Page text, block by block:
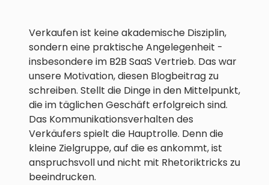
Verkaufen ist keine akademische Disziplin,
sondern eine praktische Angelegenheit -
insbesondere im B2B SaaS Vertrieb. Das war
unsere Motivation, diesen Blogbeitrag zu
schreiben. Stellt die Dinge in den Mittelpunkt,
die im täglichen Geschäft erfolgreich sind.
Das Kommunikationsverhalten des
Verkäufers spielt die Hauptrolle. Denn die
kleine Zielgruppe, auf die es ankommt, ist
anspruchsvoll und nicht mit Rhetoriktricks zu
beeindrucken.